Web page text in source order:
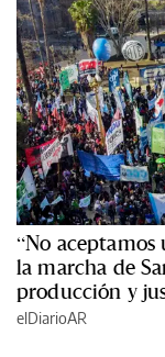
“No aceptamos
la marcha de
producción y
elDiarioAR